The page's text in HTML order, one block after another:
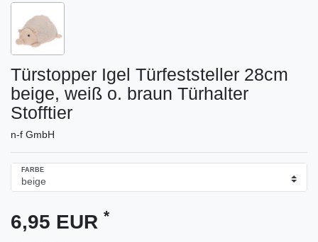
Türstopper Igel Türfeststeller 28cm
beige, weiß o. braun Türhalter
Stofftier
n-f GmbH
FARBE
6,95 EUR *